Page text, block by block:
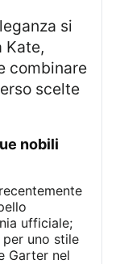
Kate,
combinare
scelte
ufficiale;
uno stile
Garter nel